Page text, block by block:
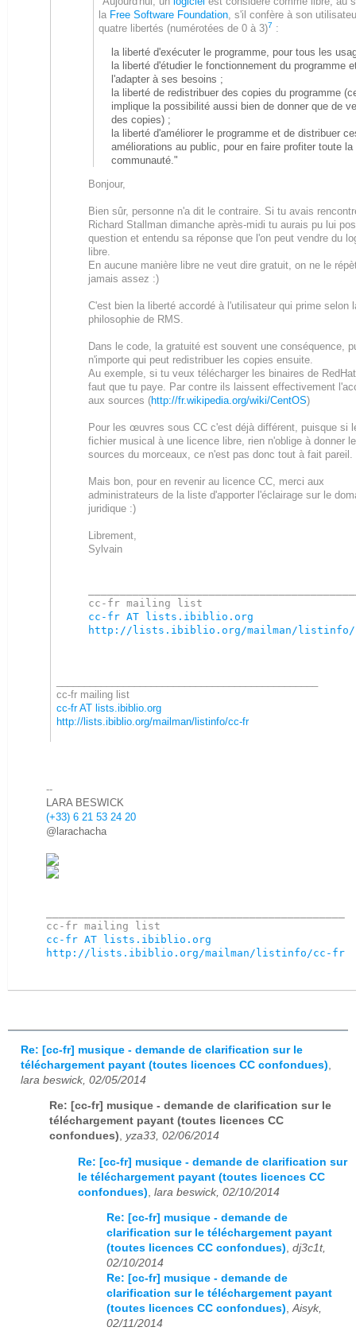
la Free Software Foundation, s'il confère à son
quatre libertés (numérotées de 0 à 3)7 :
la liberté d'exécuter le programme, pour tous les
la liberté d'étudier le fonctionnement du programme
l'adapter à ses besoins ;
la liberté de redistribuer des copies du programme
implique la possibilité aussi bien de donner que de
des copies) ;
la liberté d'améliorer le programme et de distribuer
améliorations au public, pour en faire profiter toute la
communauté."
Bonjour,
Bien sûr, personne n'a dit le contraire. Si tu avais
Richard Stallman dimanche après-midi tu aurais pu lui
question et entendu sa réponse que l'on peut vendre du
libre.
En aucune manière libre ne veut dire gratuit, on ne le
jamais assez :)
C'est bien la liberté accordé à l'utilisateur qui prime selon
philosophie de RMS.
Dans le code, la gratuité est souvent une conséquence,
n'importe qui peut redistribuer les copies ensuite.
Au exemple, si tu veux télécharger les binaires de
faut que tu paye. Par contre ils laissent effectivement
aux sources (http://fr.wikipedia.org/wiki/CentOS)
Pour les œuvres sous CC c'est déjà différent, puisque si
fichier musical à une licence libre, rien n'oblige à donner
sources du morceaux, ce n'est pas donc tout à fait pareil.
Mais bon, pour en revenir au licence CC, merci aux
administrateurs de la liste d'apporter l'éclairage sur le
juridique :)
Librement,
Sylvain
cc-fr AT lists.ibiblio.org
http://lists.ibiblio.org/mailman/
cc-fr mailing list
cc-fr AT lists.ibiblio.org
http://lists.ibiblio.org/mailman/listinfo/cc-fr
--
LARA BESWICK
(+33) 6 21 53 24 20
@larachacha
cc-fr AT lists.ibiblio.org
http://lists.ibiblio.org/mailman/listinfo/cc-fr
Re: [cc-fr] musique - demande de clarification sur le
téléchargement payant (toutes licences CC confondues)
lara beswick, 02/05/2014
Re: [cc-fr] musique - demande de clarification sur le
téléchargement payant (toutes licences CC
confondues), yza33, 02/06/2014
Re: [cc-fr] musique - demande de clarification sur
le téléchargement payant (toutes licences CC
confondues) lara beswick, 02/10/2014
Re: [cc-fr] musique - demande de
clarification sur le téléchargement payant
(toutes licences CC confondues), dj3c1t,
02/10/2014
Re: [cc-fr] musique - demande de
clarification sur le téléchargement payant
(toutes licences CC confondues),Aisyk,
02/11/2014